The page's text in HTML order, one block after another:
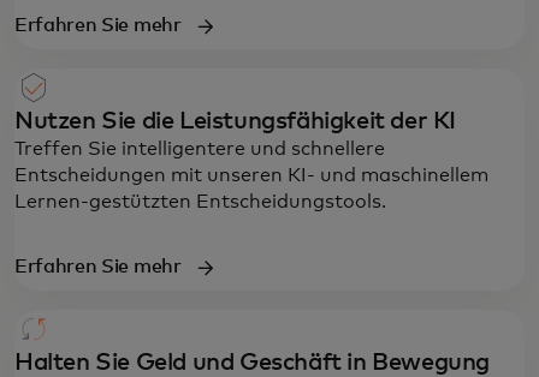
Erfahren Sie mehr
Nutzen Sie die Leistungsfähigkeit der KI
Treffen Sie intelligentere und schnellere
Entscheidungen mit unseren KI- und maschinellem
Lernen-gestützten Entscheidungstools.
Erfahren Sie mehr
Halten Sie Geld und Geschäft in Bewegung